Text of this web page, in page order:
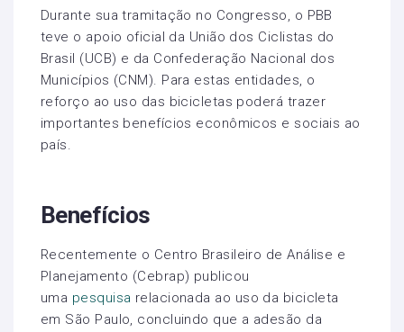
Durante sua tramitação no Congresso, o PBB
teve o apoio oficial da União dos Ciclistas do
Brasil (UCB) e da Confederação Nacional dos
Municípios (CNM). Para estas entidades, o
reforço ao uso das bicicletas poderá trazer
importantes benefícios econômicos e sociais ao
país.
Benefícios
Recentemente o Centro Brasileiro de Análise e
Planejamento (Cebrap) publicou
uma pesquisa relacionada ao uso da bicicleta
em São Paulo, concluindo que a adesão da